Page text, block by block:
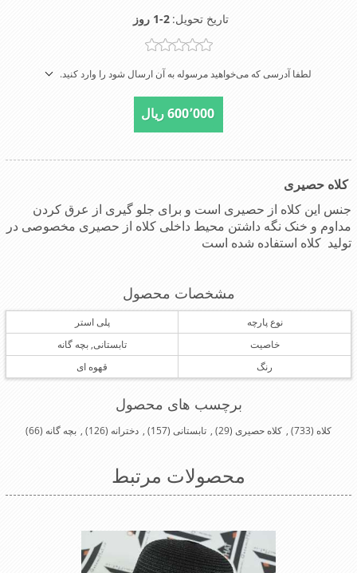
تاریخ تحویل: 1-2 روز
لطفا آدرسی که می‌خواهید مرسوله به آن ارسال شود را وارد کنید.
600٬000 ریال
کلاه حصیری
جنس این کلاه از حصیری است و برای جلو گیری از عرق کردن
مداوم و خنک نگه داشتن محیط داخلی کلاه از حصیری مخصوصی در
تولید کلاه استفاده شده است
مشخصات محصول
نوع پارچه
پلی استر
خاصیت
تابستانی, بچه گانه
رنگ
قهوه ای
برچسب های محصول
کلاه (733)
, کلاه حصیری (29)
, تابستانی (157)
, دخترانه (126)
, بچه گانه (66)
محصولات مرتبط